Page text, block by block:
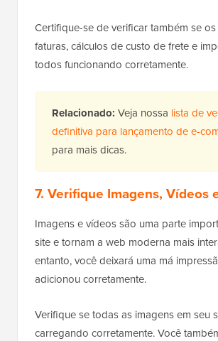
Certifique-se de verificar também se
faturas, cálculos de custo de frete e
todos funcionando corretamente.
Relacionado: Veja nossa lista de
definitiva para lançamento de e-
para mais dicas.
7. Verifique Imagens, Vídeos
Imagens e vídeos são uma parte
site e tornam a web moderna mais
entanto, você deixará uma má
adicionou corretamente.
Verifique se todas as imagens em seu
carregando corretamente. Você